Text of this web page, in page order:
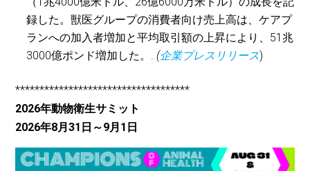
録した。獣医グループの消費者向け売上高は、ケアプ
ランへの加入者増加と平均取引額の上昇により、51兆
3000億ポンド増加した。. (企業プレスリリース)
************************************
2026年動物衛生サミット
2026年8月31日～9月1日